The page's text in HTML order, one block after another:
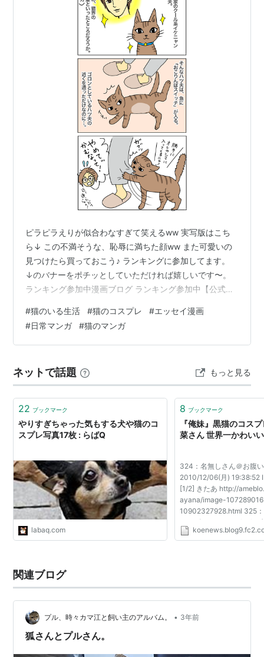
ピラピラえりが似合わなすぎて笑えるww 実写版はこち
ら↓ この不満そうな、恥辱に満ちた顔ww また可愛いの
見つけたら買っておこう♪ ランキングに参加してます。
↓のバナーをポチッとしていただければ嬉しいです〜。
ランキング参加中漫画ブログ ランキング参加中【公式】
#猫のいる生活 #猫のコスプレ #エッセイ漫画
#日常マンガ #猫のマンガ
ネットで話題 もっと見る
22 ブックマーク
やりすぎちゃった気もする犬や猫のコ
スプレ写真17枚 : らばQ
labaq.com
8 ブックマーク
『俺妹』黒猫のコス
菜さん 世界一かわい
324：名無しさん＠お腹
2010/12/06(月) 19:38:52
[1/2] きたあ http://
ayana/image-
10902327928.html 325
いっぱい。：2010/12/
ID:i764ckBK0 [1/2] 328
関連ブログ
プル、時々カマ江と飼い主のアルバム。 • 3年前
狐さんとプルさん。